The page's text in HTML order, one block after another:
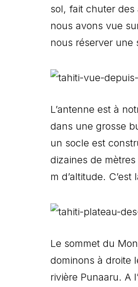
sol, fait chuter des
nous avons vue
nous réserver une
L’antenne est à
dans une grosse
un socle est
dizaines de
m d’altitude.
Le sommet du
dominons à droite
rivière Punaaru. A